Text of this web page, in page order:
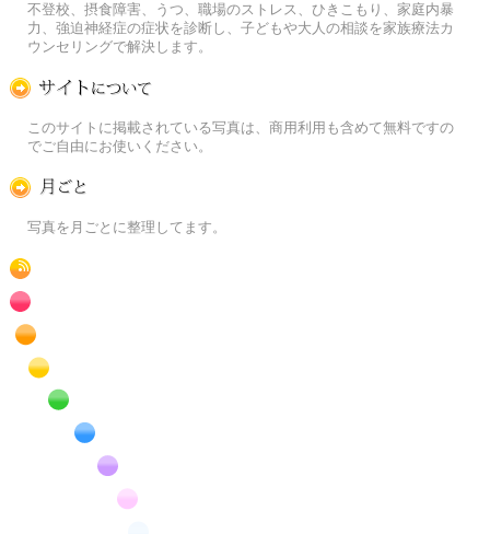
不登校、摂食障害、うつ、職場のストレス、ひきこもり、家庭内暴
力、強迫神経症の症状を診断し、子どもや大人の相談を家族療法カ
ウンセリングで解決します。
このサイトに掲載されている写真は、商用利用も含めて無料ですの
でご自由にお使いください。
写真を月ごとに整理してます。
RSS
赤色の花のフリー写真素材
橙色の花のフリー写真素材
黄色の花のフリー写真素材
緑色の花のフリー写真素材
青色の花のフリー写真素材
紫色の花のフリー写真素材